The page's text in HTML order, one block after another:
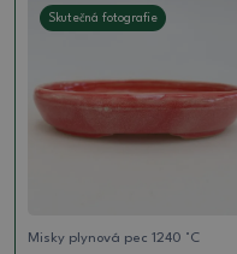
Skutečná fotografie
Misky plynová pec 1240 °C